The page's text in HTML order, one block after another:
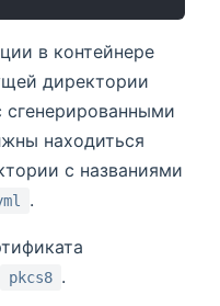
в контейнере
директории
сгенерированными
находиться
с названиями
.
pkcs8 .